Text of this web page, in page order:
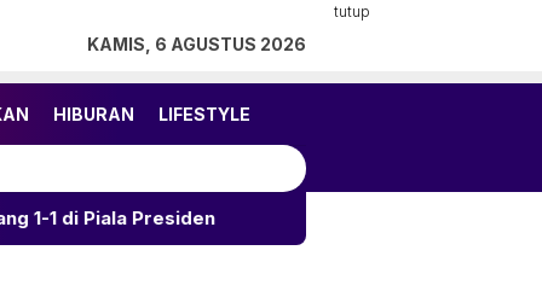
tutup
KAMIS, 6 AGUSTUS 2026
HIBURAN LIFESTYLE
Kalahkan Arema 3-1, Persija Rebut Juara